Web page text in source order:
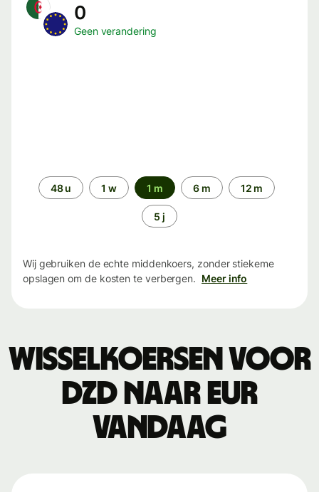
0
Geen verandering
Periode48 u 1 w 1 m 6 m 12 m
5 j
Wij gebruiken de echte middenkoers, zonder stiekeme
opslagen om de kosten te verbergen. Meer info
Wisselkoersen voor
DZD naar EUR
vandaag